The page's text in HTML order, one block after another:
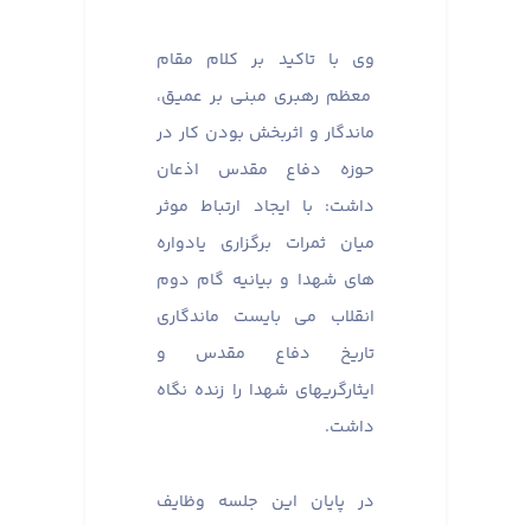
وی با تاکید بر کلام مقام
معظم رهبری مبنی بر عمیق،
ماندگار و اثربخش بودن کار در
حوزه دفاع مقدس اذعان
داشت: با ایجاد ارتباط موثر
میان ثمرات برگزاری یادواره
های شهدا و بیانیه گام دوم
انقلاب می بایست ماندگاری
تاریخ دفاع مقدس و
ایثارگریهای شهدا را زنده نگاه
داشت.
در پایان این جلسه وظایف